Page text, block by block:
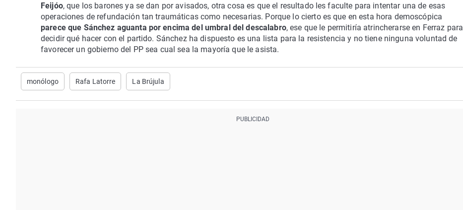
Feijóo, que los barones ya se dan por avisados, otra cosa es que el resultado les faculte para intentar una de esas
operaciones de refundación tan traumáticas como necesarias. Porque lo cierto es que en esta hora demoscópica
parece que Sánchez aguanta por encima del umbral del descalabro, ese que le permitiría atrincherarse en Ferraz para
decidir qué hacer con el partido. Sánchez ha dispuesto es una lista para la resistencia y no tiene ninguna voluntad de
favorecer un gobierno del PP sea cual sea la mayoría que le asista.
monólogo Rafa Latorre La Brújula